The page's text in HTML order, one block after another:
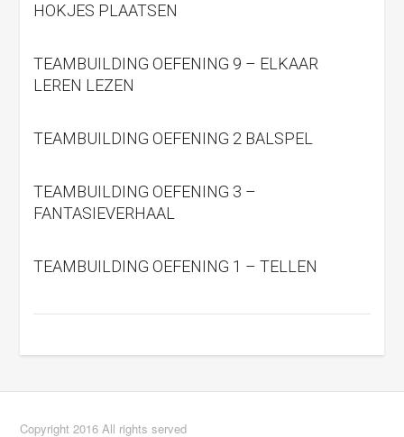
HOKJES PLAATSEN
TEAMBUILDING OEFENING 9 – ELKAAR
LEREN LEZEN
TEAMBUILDING OEFENING 2 BALSPEL
TEAMBUILDING OEFENING 3 –
FANTASIEVERHAAL
TEAMBUILDING OEFENING 1 – TELLEN
Copyright 2016 All rights served